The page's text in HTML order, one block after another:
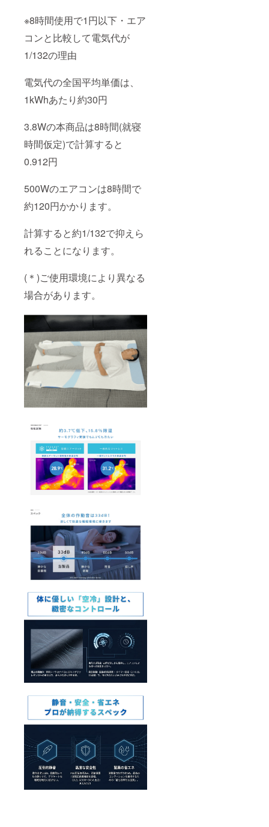
※8時間使用で1円以下・エア
コンと比較して電気代が
1/132の理由
電気代の全国平均単価は、
1kWhあたり約30円
3.8Wの本商品は8時間(就寝
時間仮定)で計算すると
0.912円
500Wのエアコンは8時間で
約120円かかります。
計算すると約1/132で抑えら
れることになります。
(＊)ご使用環境により異なる
場合があります。